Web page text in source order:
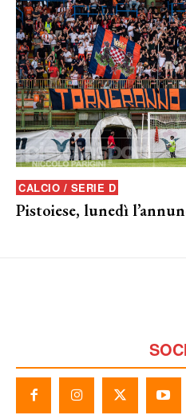
CALCIO / SERIE D
Pistoiese, lunedì